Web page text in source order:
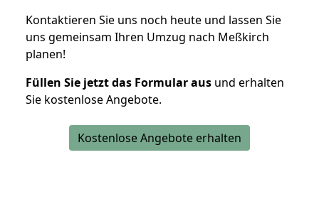
Kontaktieren Sie uns noch heute und lassen Sie
uns gemeinsam Ihren Umzug nach Meßkirch
planen!
Füllen Sie jetzt das Formular aus und erhalten
Sie kostenlose Angebote.
Kostenlose Angebote erhalten